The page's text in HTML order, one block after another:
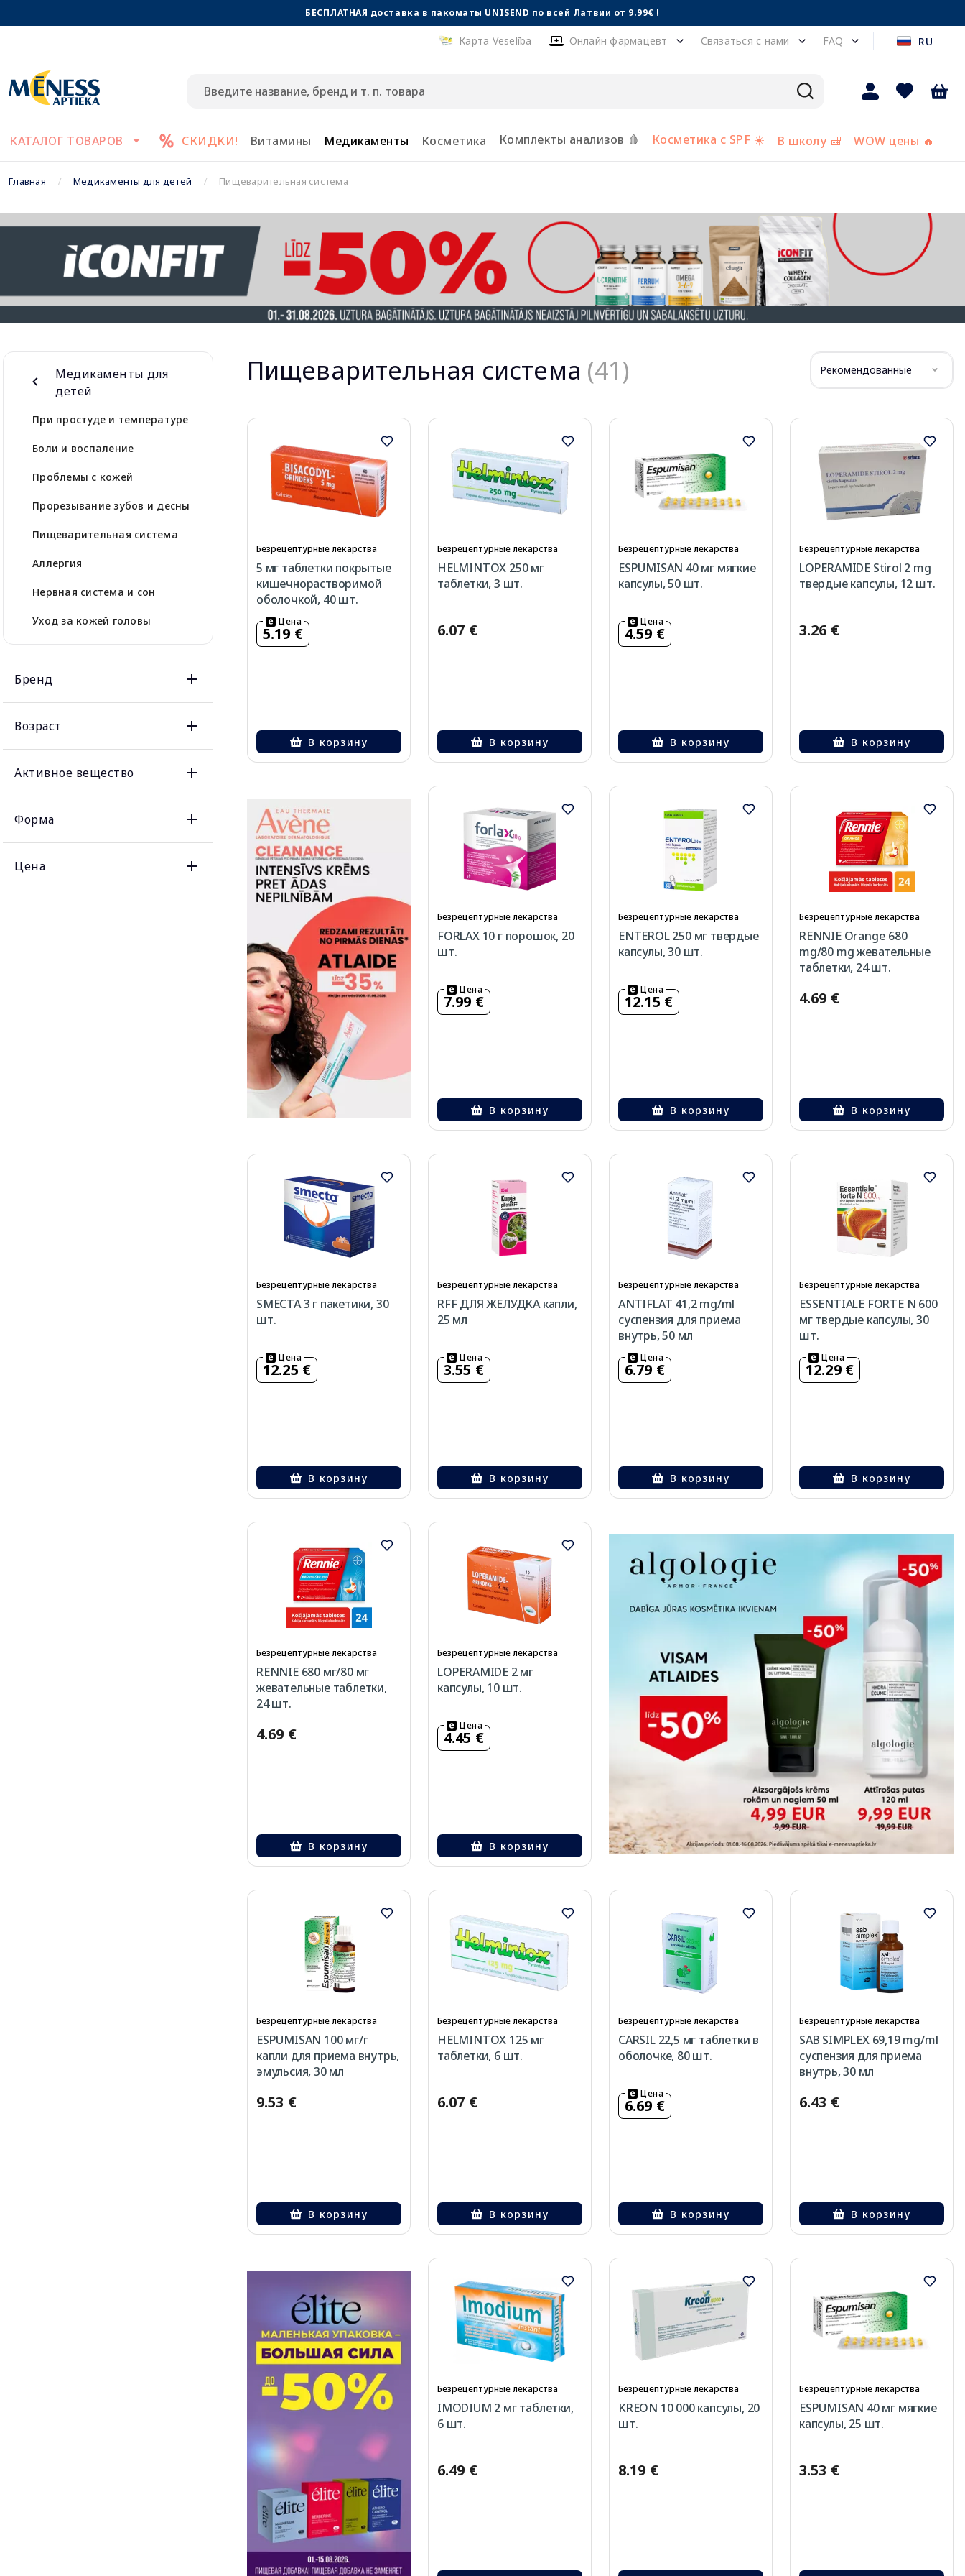
БЕСПЛАТНАЯ доставка в пакоматы UNISEND по всей Латвии от 9.99€ !
Карта Veselība Онлайн фармацевт Связаться с нами FAQ RU
КАТАЛОГ ТОВАРОВ СКИДКИ! Витамины Медикаменты Косметика Комплекты анализов 🩸 Косметика с SPF ☀️ В школу 🎒 WOW цены 🔥
Главная Медикаменты для детей Пищеварительная система
Медикаменты для
детей
При простуде и температуре
Боли и воспаление
Проблемы с кожей
Прорезывание зубов и десны
Пищеварительная система
Аллергия
Нервная система и сон
Уход за кожей головы
Бренд
Возраст
Активное вещество
Форма
Цена
Пищеварительная система (41) Рекомендованные
Безрецептурные лекарства
5 мг таблетки покрытые
кишечнорастворимой
оболочкой, 40 шт.
Цена
5.19 €
В корзину
Безрецептурные лекарства
HELMINTOX 250 мг
таблетки, 3 шт.
6.07 €
В корзину
Безрецептурные лекарства
ESPUMISAN 40 мг мягкие
капсулы, 50 шт.
Цена
4.59 €
В корзину
Безрецептурные лекарства
LOPERAMIDE Stirol 2 mg
твердые капсулы, 12 шт.
3.26 €
В корзину
Безрецептурные лекарства
FORLAX 10 г порошок, 20
шт.
Цена
7.99 €
В корзину
Безрецептурные лекарства
ENTEROL 250 мг твердые
капсулы, 30 шт.
Цена
12.15 €
В корзину
Безрецептурные лекарства
RENNIE Orange 680
mg/80 mg жевательные
таблетки, 24 шт.
4.69 €
В корзину
Безрецептурные лекарства
SMECTA 3 г пакетики, 30
шт.
Цена
12.25 €
В корзину
Безрецептурные лекарства
RFF ДЛЯ ЖЕЛУДКА капли,
25 мл
Цена
3.55 €
В корзину
Безрецептурные лекарства
ANTIFLAT 41,2 mg/ml
суспензия для приема
внутрь, 50 мл
Цена
6.79 €
В корзину
Безрецептурные лекарства
ESSENTIALE FORTE N 600
мг твердые капсулы, 30
шт.
Цена
12.29 €
В корзину
Безрецептурные лекарства
RENNIE 680 мг/80 мг
жевательные таблетки,
24 шт.
4.69 €
В корзину
Безрецептурные лекарства
LOPERAMIDE 2 мг
капсулы, 10 шт.
Цена
4.45 €
В корзину
Безрецептурные лекарства
ESPUMISAN 100 мг/г
капли для приема внутрь,
эмульсия, 30 мл
9.53 €
В корзину
Безрецептурные лекарства
HELMINTOX 125 мг
таблетки, 6 шт.
6.07 €
В корзину
Безрецептурные лекарства
CARSIL 22,5 мг таблетки в
оболочке, 80 шт.
Цена
6.69 €
В корзину
Безрецептурные лекарства
SAB SIMPLEX 69,19 mg/ml
суспензия для приема
внутрь, 30 мл
6.43 €
В корзину
Безрецептурные лекарства
IMODIUM 2 мг таблетки,
6 шт.
6.49 €
Безрецептурные лекарства
KREON 10 000 капсулы, 20
шт.
8.19 €
Безрецептурные лекарства
ESPUMISAN 40 мг мягкие
капсулы, 25 шт.
3.53 €